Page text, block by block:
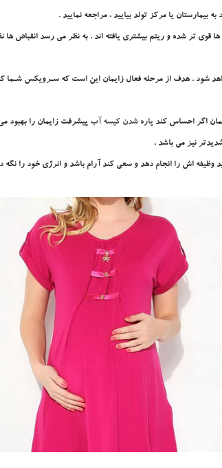
بيمارستان يا مرکز تولد بياييد ، مراجعه نماييد .
قوي تر شده و ريتم بيشتري يافته اند . به نظر مي رسد انقباض ها
. هدف از مرحله فعال زايمان اين است که سـرويکس شـما
اگر احساس کند پاره شدن کيسه آب پيشرفت زايمان را بهبود
نيز مي باشد .
اش را انجام دهد و سعي کند آرام باشد و انرژي خود را نگه